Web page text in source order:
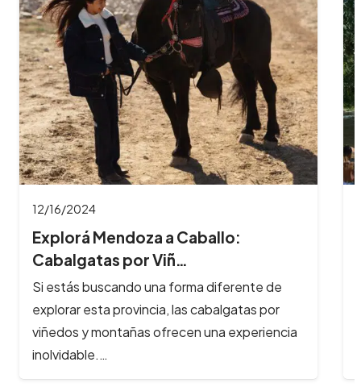
11/26/2024
8 Imperdibles balnearios en las
Sierras de Có…
Los ríos y arroyos de Córdoba son los
principales atractivos turísticos de la provincia
y reciben cada año, cientos de…